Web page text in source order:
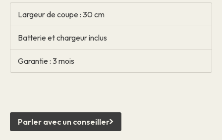
Largeur de coupe : 30 cm
Batterie et chargeur inclus
Garantie : 3 mois
Parler avec un conseiller